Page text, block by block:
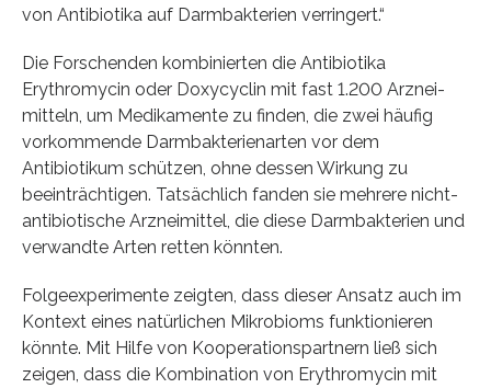
von Antibiotika auf Darmbakterien verringert.“
Die Forschenden kombinierten die Antibiotika
Erythromycin oder Doxycyclin mit fast 1.200 Arznei-
mitteln, um Medikamente zu finden, die zwei häufig
vorkommende Darmbakterienarten vor dem
Antibiotikum schützen, ohne dessen Wirkung zu
beeinträchtigen. Tatsächlich fanden sie mehrere nicht-
antibiotische Arzneimittel, die diese Darmbakterien und
verwandte Arten retten könnten.
Folgeexperimente zeigten, dass dieser Ansatz auch im
Kontext eines natürlichen Mikrobioms funktionieren
könnte. Mit Hilfe von Kooperationspartnern ließ sich
zeigen, dass die Kombination von Erythromycin mit